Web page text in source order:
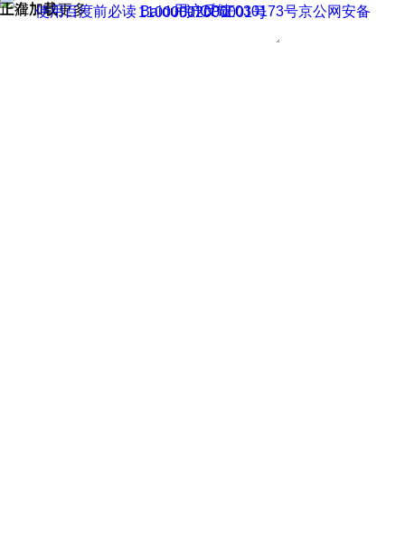
正在加载
上滑加载更多 用户反馈
使用百度前必读 Baidu 京ICP证030173号
京公网安备11000002000001号